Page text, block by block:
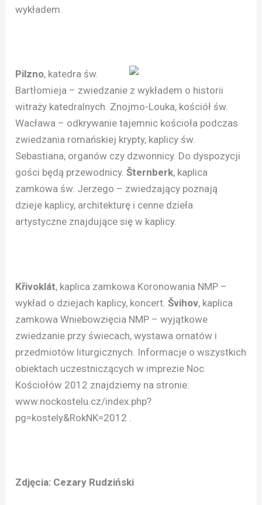
wykładem.
Pilzno, katedra św.
Bartłomieja – zwiedzanie z wykładem o historii
witraży katedralnych. Znojmo-Louka, kościół św.
Wacława – odkrywanie tajemnic kościoła podczas
zwiedzania romańskiej krypty, kaplicy św.
Sebastiana, organów czy dzwonnicy. Do dyspozycji
gości będą przewodnicy.Šternberk, kaplica
zamkowa św. Jerzego – zwiedzający poznają
dzieje kaplicy, architekturę i cenne dzieła
artystyczne znajdujące się w kaplicy.
Křivoklát, kaplica zamkowa Koronowania NMP –
wykład o dziejach kaplicy, koncert. Švihov, kaplica
zamkowa Wniebowzięcia NMP – wyjątkowe
zwiedzanie przy świecach, wystawa ornatów i
przedmiotów liturgicznych. Informacje o wszystkich
obiektach uczestniczących w imprezie Noc
Kościołów 2012 znajdziemy na stronie:
www.nockostelu.cz/index.php?
pg=kostely&RokNK=2012 .
Zdjęcia: Cezary Rudziński